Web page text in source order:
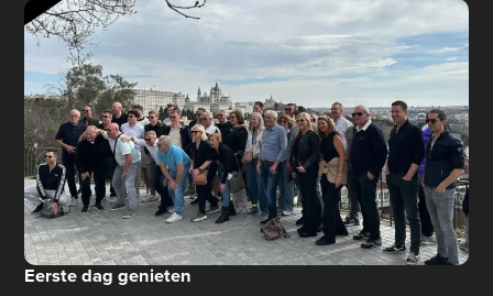
Eerste dag genieten